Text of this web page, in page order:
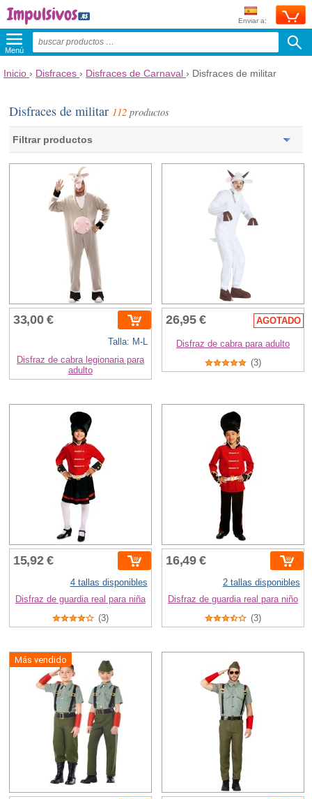
Enviar a:
Menú
Inicio › Disfraces › Disfraces de Carnaval › Disfraces de militar
Disfraces de militar 112 productos
Filtrar productos
33,00 €
Talla: M-L
Disfraz de cabra legionaria para
adulto
26,95 € AGOTADO
Disfraz de cabra para adulto
(3)
15,92 €
4 tallas disponibles
Disfraz de guardia real para niña
(3)
16,49 €
2 tallas disponibles
Disfraz de guardia real para niño
(3)
Más vendido